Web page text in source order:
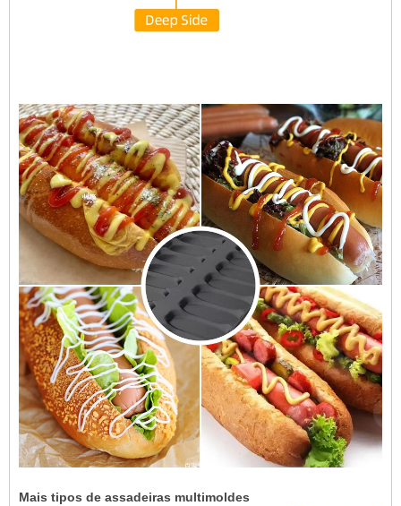
Mais tipos de assadeiras multimoldes